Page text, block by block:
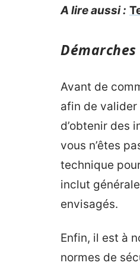
A lire aussi :
Avant de
afin de
d’obtenir des
vous n’êtes
technique
inclut
envisagés.
Enfin, il est à
normes de